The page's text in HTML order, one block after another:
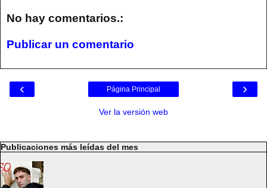
No hay comentarios.:
Publicar un comentario
‹ ›
Página Principal
Ver la versión web
Publicaciones más leídas del mes